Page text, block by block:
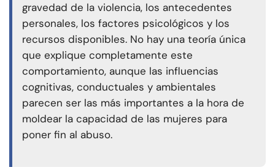
gravedad de la violencia, los antecedentes
personales, los factores psicológicos y los
recursos disponibles. No hay una teoría única
que explique completamente este
comportamiento, aunque las influencias
cognitivas, conductuales y ambientales
parecen ser las más importantes a la hora de
moldear la capacidad de las mujeres para
poner fin al abuso.